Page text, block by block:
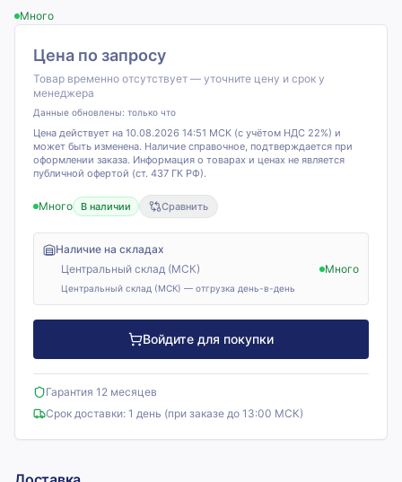
Много
Цена по запросу
Товар временно отсутствует — уточните цену и срок у
менеджера
Данные обновлены: только что
Цена действует на 10.08.2026 14:51 МСК (с учётом НДС 22%) и
может быть изменена. Наличие справочное, подтверждается при
оформлении заказа. Информация о товарах и ценах не является
публичной офертой (ст. 437 ГК РФ).
Много В наличии Сравнить
Наличие на складах
Центральный склад (МСК)
Много
Центральный склад (МСК) — отгрузка день-в-день
Войдите для покупки
Гарантия 12 месяцев
Срок доставки: 1 день (при заказе до 13:00 МСК)